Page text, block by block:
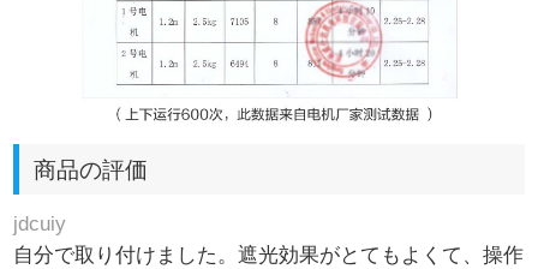
商品の評価
jdcuiy
自分で取り付けました。遮光効果がとてもよくて、操作